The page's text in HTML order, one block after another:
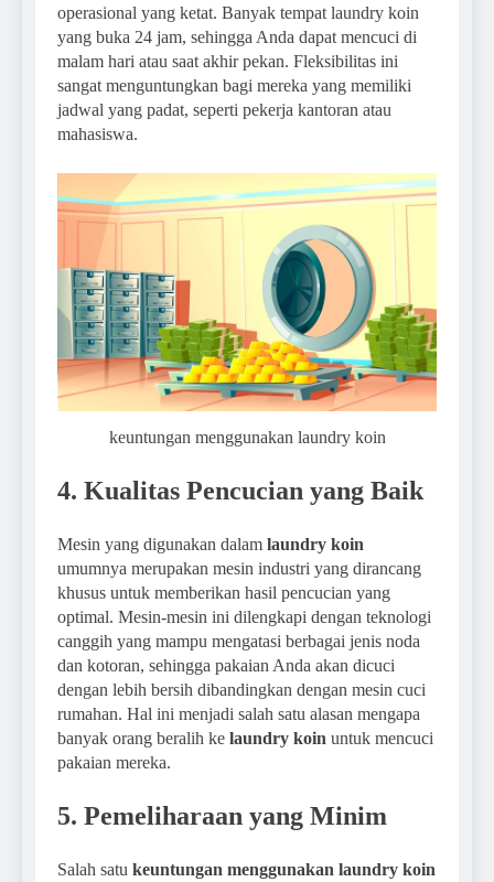
operasional yang ketat. Banyak tempat laundry koin
yang buka 24 jam, sehingga Anda dapat mencuci di
malam hari atau saat akhir pekan. Fleksibilitas ini
sangat menguntungkan bagi mereka yang memiliki
jadwal yang padat, seperti pekerja kantoran atau
mahasiswa.
keuntungan menggunakan laundry koin
4. Kualitas Pencucian yang Baik
Mesin yang digunakan dalam laundry koin
umumnya merupakan mesin industri yang dirancang
khusus untuk memberikan hasil pencucian yang
optimal. Mesin-mesin ini dilengkapi dengan teknologi
canggih yang mampu mengatasi berbagai jenis noda
dan kotoran, sehingga pakaian Anda akan dicuci
dengan lebih bersih dibandingkan dengan mesin cuci
rumahan. Hal ini menjadi salah satu alasan mengapa
banyak orang beralih ke laundry koin untuk mencuci
pakaian mereka.
5. Pemeliharaan yang Minim
Salah satu keuntungan menggunakan laundry koin